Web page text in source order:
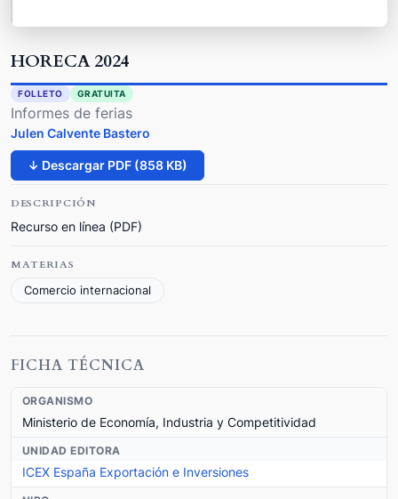
HORECA 2024
FOLLETO GRATUITA
Informes de ferias
Julen Calvente Bastero
↓ Descargar PDF (858 KB)
DESCRIPCIÓN
Recurso en línea (PDF)
MATERIAS
Comercio internacional
FICHA TÉCNICA
ORGANISMO
Ministerio de Economía, Industria y Competitividad
UNIDAD EDITORA
ICEX España Exportación e Inversiones